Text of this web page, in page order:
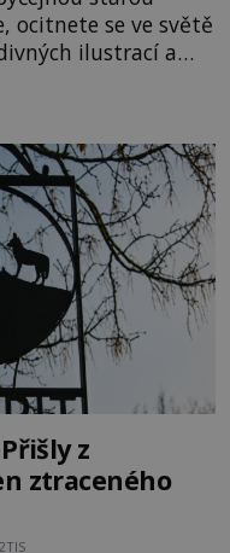
ocitnete se ve světě
ilustrací a
vzdoruje všem
kodex patří mezi
vznikl ani co
z
ztraceného